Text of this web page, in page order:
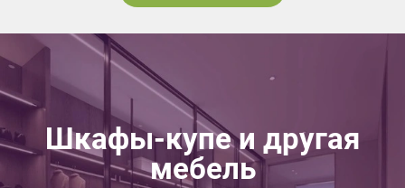
Шкафы-купе и другая
мебель